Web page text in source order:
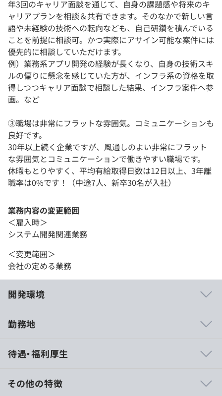
年3回のキャリア面談を通じて、自身の課題感や将来のキ
ャリアプランを相談＆共有できます。そのなかで新しい言
語や未経験の技術への転向なども、自己研鑽を積んでいる
ことを前提に相談可。かつ実際にアサイン可能な案件には
優先的に相談していただけます。
例）業務系アプリ開発の経験が長くなり、自身の技術スキ
ルの偏りに懸念を感じていた方が、インフラ系の資格を取
得しつつキャリア面談で相談した結果、インフラ案件へ参
画。など
③職場は非常にフラットな雰囲気。コミュニケーションも
良好です。
30年以上続く企業ですが、風通しのよい非常にフラット
な雰囲気とコミュニケーションで働きやすい職場です。
休暇もとりやすく、平均有給取得日数は12日以上、3年離
職率は0%です！（中途7人、新卒30名が入社）
業務内容の変更範囲
＜雇入時＞
システム開発関連業務
＜変更範囲＞
会社の定める業務
開発環境
・社内勉強会
・資格取得支援合格報奨金制度
勤務地
待遇・福利厚生
その他の特徴